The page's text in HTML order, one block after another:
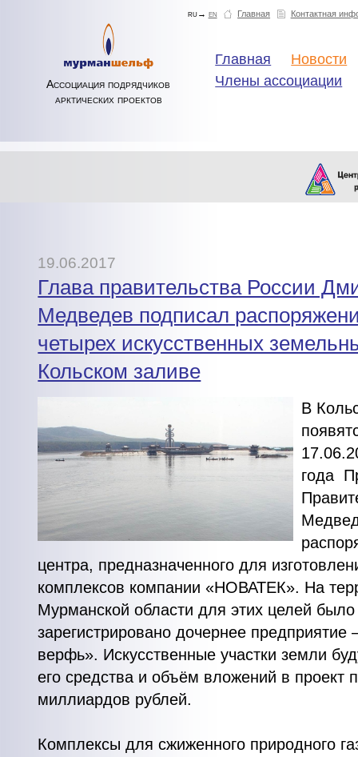
Ассоциация подрядчиков
арктических проектов
Контактная
Главная
ru→ en
Главная
Новости
Члены ассоциации
19.06.2017
Глава правительства России
Медведев подписал
четырех искусственных
Кольском заливе
В
года
центра, предназначенного для
комплексов компании «НОВАТЕК». На
Мурманской области для этих целей
зарегистрировано дочернее предприятие
верфь». Искусственные участки земли
его средства и объём вложений в проект
миллиардов рублей.
Комплексы для сжиженного природного